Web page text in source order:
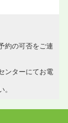
約の可否をご連
ンターにてお電